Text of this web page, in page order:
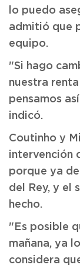
lo puedo
admitió que
equipo.
"Si hago
nuestra
pensamos
indicó.
Coutinho y
intervención
porque ya
del Rey, y el
hecho.
"Es posible
mañana, ya
considera